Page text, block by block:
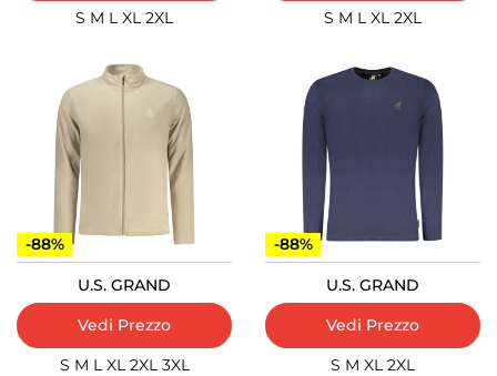
S M L XL 2XL S M L XL 2XL
-88%
U.S. GRAND
Vedi Prezzo
S M L XL 2XL 3XL
-88%
U.S. GRAND
Vedi Prezzo
S M XL 2XL